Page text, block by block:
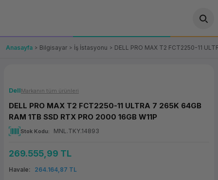
OT/VT Ürünleri
Fiş Yazıcı
(Firewall)
Makinesi
Çözümleri
Bağlantı
Yedekleme
Ürünler
Paketi
Anasayfa Bilgisayar İş İstasyonu DELL PRO MAX T2 FCT2250-11
DellMarkanın tüm ürünleri
DELL PRO MAX T2 FCT2250-11 ULTRA 7 265K 64GB
RAM 1TB SSD RTX PRO 2000 16GB W11P
Stok Kodu MNL.TKY.14893
269.555,99 TL
Havale
264.164,87 TL